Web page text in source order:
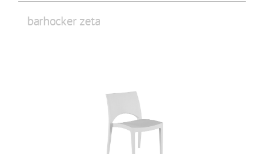
barhocker zeta